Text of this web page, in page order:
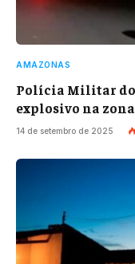
AMAZONAS
Polícia Militar do
explosivo na
14 de setembro de 2025